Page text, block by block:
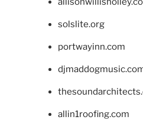
solslite.org
portwayinn.com
allin1roofing.com